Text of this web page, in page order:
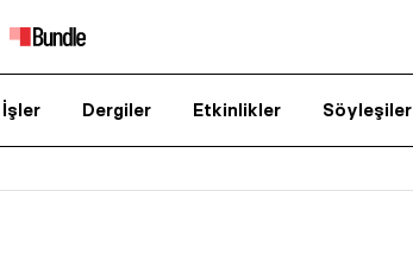
İşler Dergiler Etkinlikler Söyleşiler